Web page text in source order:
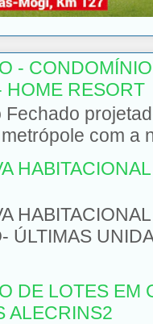
-
HOME RESORT
Fechado
com a
ÚLTIMAS
DE LOTES EM
ALECRINS2